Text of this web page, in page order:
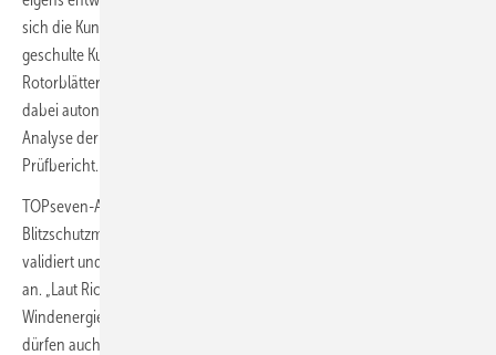
sich die Kunden kaufen (siehe Interview auf Seite 29). Von TOPseven
geschulte Kunden können anschließend die Inspektion an
Rotorblättern und Turm eigenständig durchführen – die Drohne fliegt
dabei autonom. Eine künstliche Intelligenz (KI) unterstützt bei der
Analyse der Daten und erstellt automatisiert den standardisierten
Prüfbericht.
TOPseven-Alleinstellungsmerkmal ist aber die berührungslose
Blitzschutzmessung per Drohne. Als erstes Unternehmen bietet es,
validiert und verifiziert von TÜV Süd, dieses alternative Messverfahren
an. „Laut Richtlinie zur Prüfung der Blitzschutzanlage an
Windenergieanlagen des Bundesverband Windenergie von März 2021
dürfen auch alternative Prüfmethoden eingesetzt werden, wenn diese